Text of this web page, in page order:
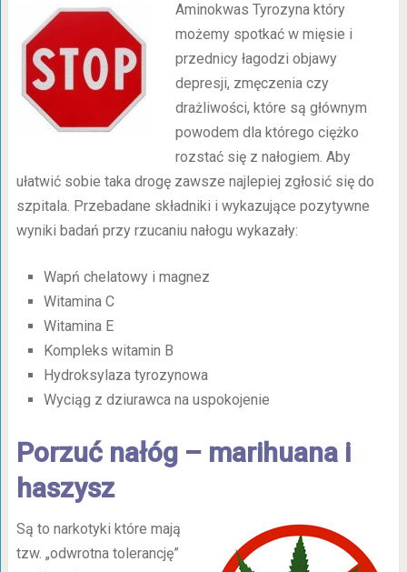
Aminokwas Tyrozyna który
możemy spotkać w mięsie i
przednicy łagodzi objawy
depresji, zmęczenia czy
drażliwości, które są głównym
powodem dla którego ciężko
rozstać się z nałogiem. Aby
ułatwić sobie taka drogę zawsze najlepiej zgłosić się do
szpitala. Przebadane składniki i wykazujące pozytywne
wyniki badań przy rzucaniu nałogu wykazały:
Wapń chelatowy i magnez
Witamina C
Witamina E
Kompleks witamin B
Hydroksylaza tyrozynowa
Wyciąg z dziurawca na uspokojenie
Porzuć nałóg – marihuana i
haszysz
Są to narkotyki które mają
tzw. „odwrotna tolerancję”